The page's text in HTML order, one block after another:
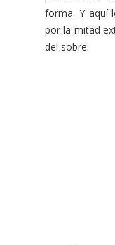
forma. Y aquí
por la mitad
del sobre.